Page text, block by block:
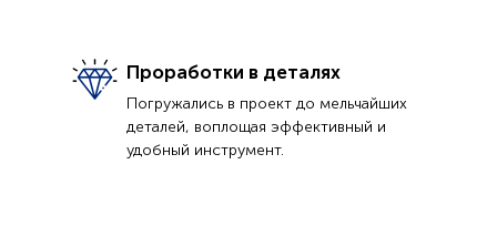
Проработки в деталях
Погружались в проект до мельчайших
деталей, воплощая эффективный и
удобный инструмент.